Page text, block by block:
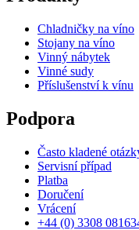
Chladničky na víno
Stojany na víno
Vinný nábytek
Vinné sudy
Příslušenství k vínu
Podpora
Často kladené
Servisní případ
Platba
Doručení
Vrácení
+44 (0) 3308